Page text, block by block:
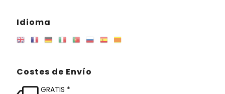
Idioma
Costes de Envío
GRATIS *